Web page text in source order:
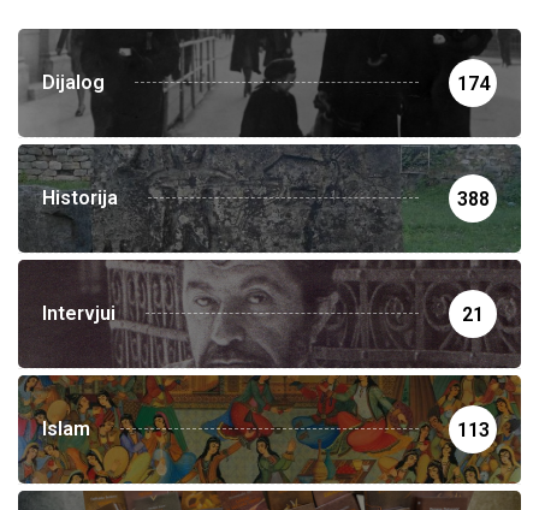
Dijalog 174
Historija 388
Intervjui 21
Islam 113